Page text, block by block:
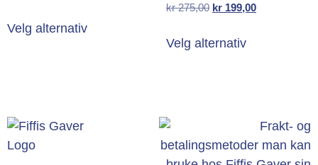
Velg alternativ
kr275,00 kr 199,00
Velg alternativ